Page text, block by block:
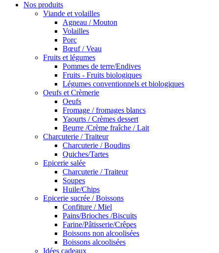
Nos produits
Viande et volailles
Agneau / Mouton
Volailles
Porc
Bœuf / Veau
Fruits et légumes
Pommes de terre/Endives
Fruits - Fruits biologiques
Légumes conventionnels et biologiques
Oeufs et Crèmerie
Oeufs
Fromage / fromages blancs
Yaourts / Crèmes dessert
Beurre /Crème fraîche / Lait
Charcuterie / Traiteur
Charcuterie / Boudins
Quiches/Tartes
Epicerie salée
Charcuterie / Traiteur
Soupes
Huile/Chips
Epicerie sucrée / Boissons
Confiture / Miel
Pains/Brioches /Biscuits
Farine/Pâtisserie/Crêpes
Boissons non alcoolisées
Boissons alcoolisées
Idées cadeaux